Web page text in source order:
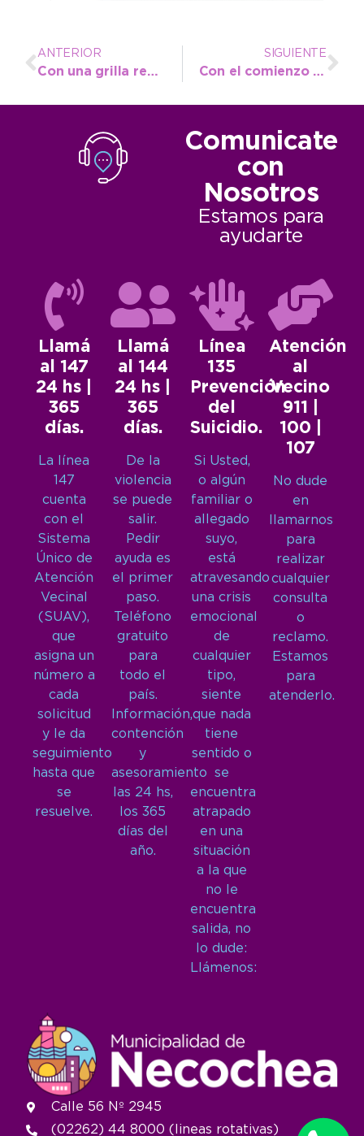
ANTERIOR
Con una grilla repleta de espectáculos y el show de Rocío Quiroz, Juan N. Fernández festeja su aniversario
SIGUIENTE
Con el comienzo de abril se anuncia nueva inspección obligatoria de remises
Comunicate
con
Nosotros
Estamos para
ayudarte
Llamá
al 147
24 hs |
365
días.
La línea
147
cuenta
con el
Sistema
Único de
Atención
Vecinal
(SUAV),
que
asigna un
número a
cada
solicitud
y le da
seguimiento
hasta que
se
resuelve.
Llamá
al 144
24 hs |
365
días.
De la
violencia
se puede
salir.
Pedir
ayuda es
el primer
paso.
Teléfono
gratuito
para
todo el
país.
Información,
contención
y
asesoramiento
las 24 hs,
los 365
días del
año.
Línea
135
Prevención
del
Suicidio.
Si Usted,
o algún
familiar o
allegado
suyo,
está
atravesando
una crisis
emocional
de
cualquier
tipo,
siente
que nada
tiene
sentido o
se
encuentra
atrapado
en una
situación
a la que
no le
encuentra
salida, no
lo dude:
Llámenos:
Atención
al
Vecino
911 |
100 |
107
No dude
en
llamarnos
para
realizar
cualquier
consulta
o
reclamo.
Estamos
para
atenderlo.
Calle 56 Nº 2945
(02262) 44 8000 (lineas rotativas)